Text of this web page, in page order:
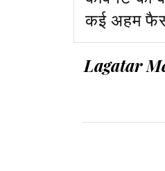
कई अहम
Lagatar